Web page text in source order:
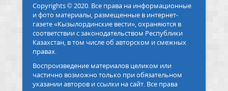
Copyrights © 2020. Все права на информационные
и фото материалы, размещенные в интернет-
газете «Кызылординские вести», охраняются в
соответствии с законодательством Республики
Казахстан, в том числе об авторском и смежных
правах.
Воспроизведение материалов целиком или
частично возможно только при обязательном
указании авторов и ссылки на сайт. Все права